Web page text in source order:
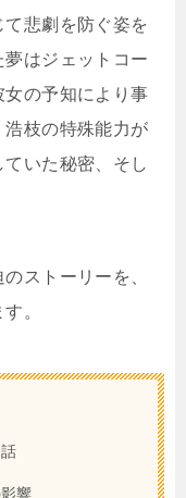
悲劇を防ぐ姿を
はジェットコー
女の予知により事
枝の特殊能力が
いた秘密、そし
ストーリーを、
。
響